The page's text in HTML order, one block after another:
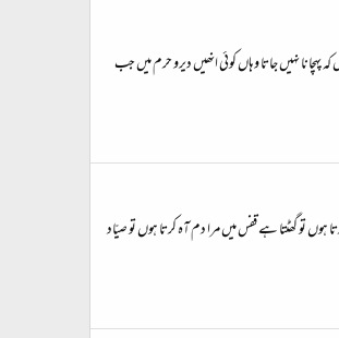
نہیں جاتا وہاں کوئی انھیں دیرو حرم میں جب
تو گھٹتا ہے قفس میں مرا دم آہ کرتا ہوں تو صیّاد